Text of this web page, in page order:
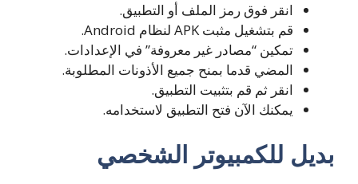
انقر فوق رمز الملف أو التطبيق.
قم بتشغيل مثبت APK لنظام Android.
تمكين “مصادر غير معروفة” في الإعدادات.
المضي قدما بمنح جميع الأذونات المطلوبة.
انقر ثم قم بتثبيت التطبيق.
يمكنك الآن فتح التطبيق لاستخدامه.
بديل للكمبيوتر الشخصي